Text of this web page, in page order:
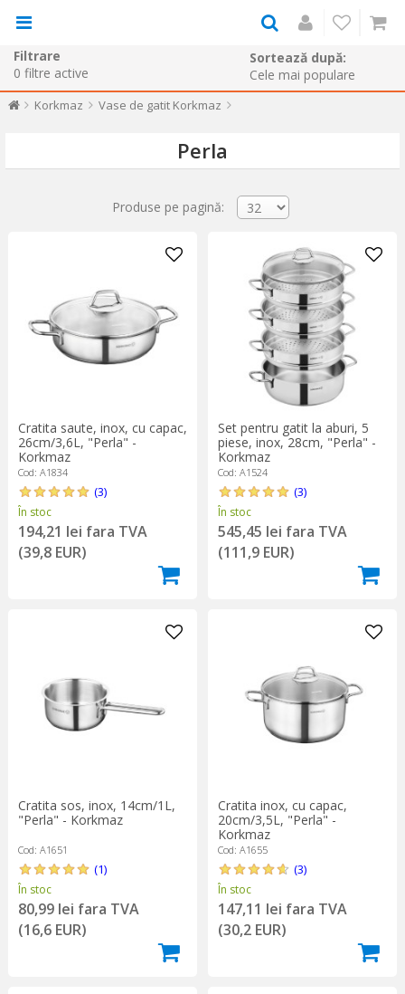
Filtrare
0 filtre active
Sortează după:
Korkmaz Vase de gatit Korkmaz
Perla
Produse pe pagină:
Cratita saute, inox, cu capac,
26cm/3,6L, "Perla" -
Korkmaz
Cod: A1834
(3)
În stoc
194,21 lei fara TVA
(39,8 EUR)
Set pentru gatit la aburi, 5
piese, inox, 28cm, "Perla" -
Korkmaz
Cod: A1524
(3)
În stoc
545,45 lei fara TVA
(111,9 EUR)
Cratita sos, inox, 14cm/1L,
"Perla" - Korkmaz
Cod: A1651
(1)
În stoc
80,99 lei fara TVA
(16,6 EUR)
Cratita inox, cu capac,
20cm/3,5L, "Perla" -
Korkmaz
Cod: A1655
(3)
În stoc
147,11 lei fara TVA
(30,2 EUR)